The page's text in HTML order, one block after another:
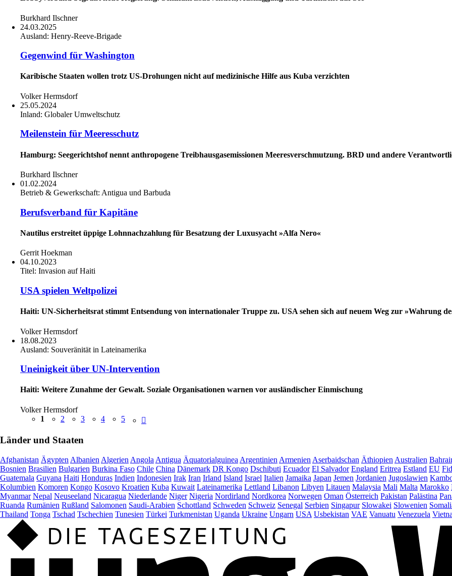
Burkhard Ilschner
24.03.2025
Ausland: Henry-Reeve-Brigade
Gegenwind für Washington
Karibische Staaten wollen trotz US-Drohungen nicht auf medizinische Hilfe aus Kuba verzichten
Volker Hermsdorf
25.05.2024
Inland: Globaler Umweltschutz
Meilenstein für Meeresschutz
Hamburg: Seegerichtshof nennt anthropogene Treibhausgasemissionen Meeresverschmutzung. BRD und andere
Burkhard Ilschner
01.02.2024
Betrieb & Gewerkschaft: Antigua und Barbuda
Berufsverband für Kapitäne
Nautilus erstreitet üppige Lohnnachzahlung für Besatzung der Luxusyacht »Alfa Nero«
Gerrit Hoekman
04.10.2023
Titel: Invasion auf Haiti
USA spielen Weltpolizei
Haiti: UN-Sicherheitsrat stimmt Entsendung von internationaler Truppe zu. USA sehen sich auf neuem Weg zur »Wahrung
Volker Hermsdorf
18.08.2023
Ausland: Souveränität in Lateinamerika
Uneinigkeit über UN-Intervention
Haiti: Weitere Zunahme der Gewalt. Soziale Organisationen warnen vor ausländischer Einmischung
Volker Hermsdorf
1
2 3 4 5
Länder und Staaten
Afghanistan Ägypten Albanien Algerien Angola Antigua Äquatorialguinea Argentinien Armenien Aserbaidschan Äthiopien Australien
Bosnien Brasilien Bulgarien Burkina Faso Chile China Dänemark DR Kongo Dschibuti Ecuador El Salvador England Eritrea Estland EU
Guatemala Guyana Haiti Honduras Indien Indonesien Irak Iran Irland Island Israel Italien Jamaika Japan Jemen Jordanien Jugoslawien
Kolumbien Komoren Kongo Kosovo Kroatien Kuba Kuwait Lateinamerika Lettland Libanon Libyen Litauen Malaysia Mali Malta Marokko
Myanmar Nepal Neuseeland Nicaragua Niederlande Niger Nigeria Nordirland Nordkorea Norwegen Oman Österreich Pakistan Palästina
Ruanda Rumänien Rußland Salomonen Saudi-Arabien Schottland Schweden Schweiz Senegal Serbien Singapur Slowakei Slowenien
Thailand Tonga Tschad Tschechien Tunesien Türkei Turkmenistan Uganda Ukraine Ungarn USA Usbekistan VAE Vanuatu Venezuela